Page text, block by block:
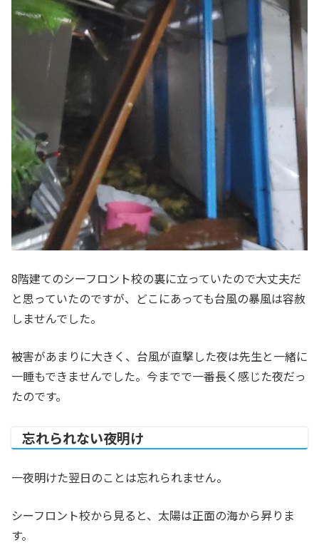
8階建てのシーフロント校の裏に立っていたので大丈夫だ
と思っていたのですが、どこにあっても台風の暴風は容赦
しませんでした。
被害があまりに大きく、台風が直撃した夜は先生と一緒に
一睡もできませんでした。今までで一番長く感じた夜だっ
たのです。
忘れられない夜明け
一夜明けた翌日のことは忘れられません。
シーフロント校から見ると、太陽は正面の海から昇りま
す。